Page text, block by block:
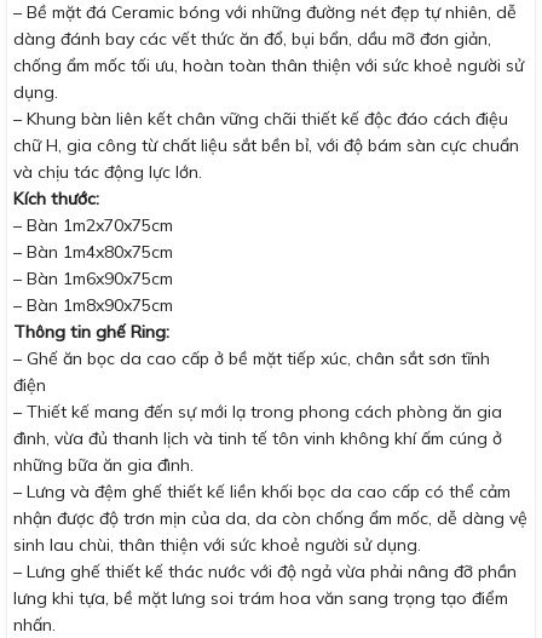
– Bề mặt đá Ceramic bóng với những đường nét đẹp tự nhiên, dễ
dàng đánh bay các vết thức ăn đổ, bụi bẩn, dầu mỡ đơn giản,
chống ẩm mốc tối ưu, hoàn toàn thân thiện với sức khoẻ người sử
dụng.
– Khung bàn liên kết chân vững chãi thiết kế độc đáo cách điệu
chữ H, gia công từ chất liệu sắt bền bỉ, với độ bám sàn cực chuẩn
và chịu tác động lực lớn.
Kích thước:
– Bàn 1m2x70x75cm
– Bàn 1m4x80x75cm
– Bàn 1m6x90x75cm
– Bàn 1m8x90x75cm
Thông tin ghế Ring:
– Ghế ăn bọc da cao cấp ở bề mặt tiếp xúc, chân sắt sơn tĩnh
điện
– Thiết kế mang đến sự mới lạ trong phong cách phòng ăn gia
đình, vừa đủ thanh lịch và tinh tế tôn vinh không khí ấm cúng ở
những bữa ăn gia đình.
– Lưng và đệm ghế thiết kế liền khối bọc da cao cấp có thể cảm
nhận được độ trơn mịn của da, da còn chống ẩm mốc, dễ dàng vệ
sinh lau chùi, thân thiện với sức khoẻ người sử dụng.
– Lưng ghế thiết kế thác nước với độ ngả vừa phải nâng đỡ phần
lưng khi tựa, bề mặt lưng soi trám hoa văn sang trọng tạo điểm
nhấn.